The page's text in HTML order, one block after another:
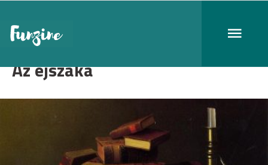
Az éjszaka